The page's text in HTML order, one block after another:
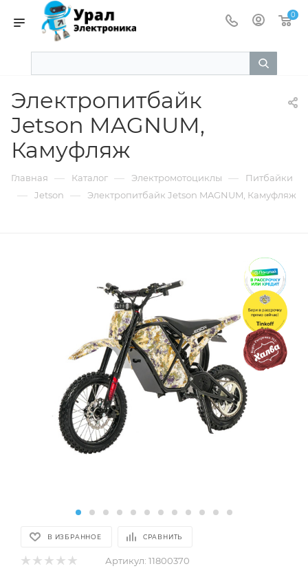
0
Электропитбайк
Jetson MAGNUM,
Камуфляж
Главная — Каталог — Электромотоциклы — Питбайки
— Jetson — Электропитбайк Jetson MAGNUM, Камуфляж
В ИЗБРАННОЕ СРАВНИТЬ
Артикул: 11800370